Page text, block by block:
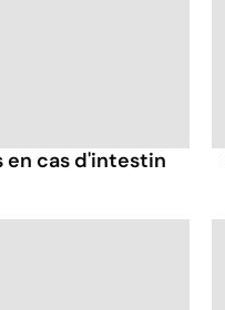
en cas d'intestin